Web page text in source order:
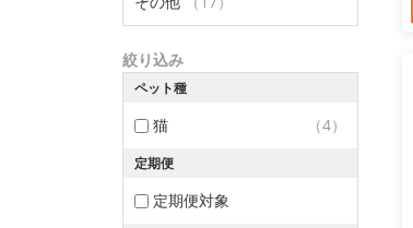
絞り込み
ペット種
猫 （4）
定期便
定期便対象